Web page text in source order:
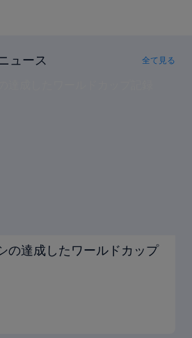
ュース 全て見る
の達成したワールドカップ